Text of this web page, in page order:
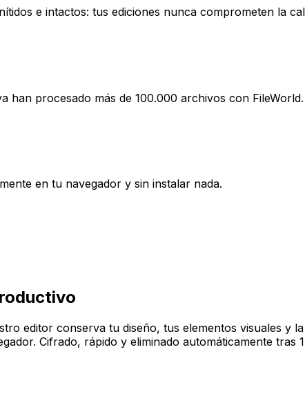
e intactos: tus ediciones nunca comprometen la
han procesado más de 100.000 archivos con FileWorld.
en tu navegador y sin instalar nada.
editor conserva tu diseño, tus elementos visuales y
Cifrado, rápido y eliminado automáticamente tras